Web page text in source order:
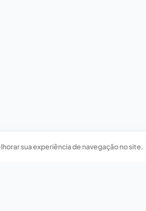
sua experiência de navegação no site.